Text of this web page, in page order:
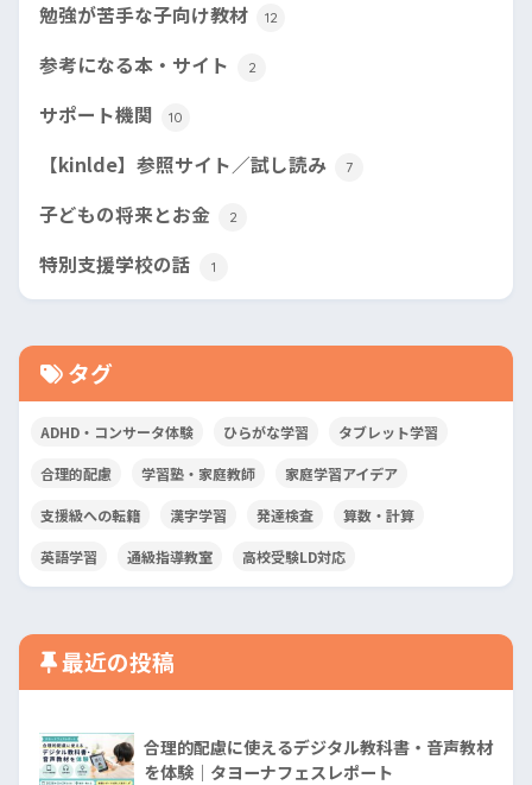
勉強が苦手な子向け教材 12
参考になる本・サイト 2
サポート機関 10
【kinlde】参照サイト／試し読み 7
子どもの将来とお金 2
特別支援学校の話 1
タグ
ADHD・コンサータ体験 ひらがな学習 タブレット学習
合理的配慮 学習塾・家庭教師 家庭学習アイデア
支援級への転籍 漢字学習 発達検査 算数・計算
英語学習 通級指導教室 高校受験LD対応
最近の投稿
合理的配慮に使えるデジタル教科書・音声教材
を体験｜タヨーナフェスレポート